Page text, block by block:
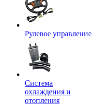
Рулевое управление
Система
охлаждения и
отопления